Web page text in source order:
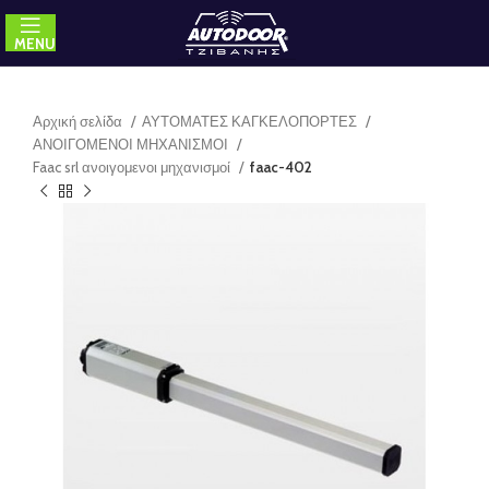
MENU
Αρχική σελίδα
ΑΥΤΟΜΑΤΕΣ ΚΑΓΚΕΛΟΠΟΡΤΕΣ
ΑΝΟΙΓΟΜΕΝΟΙ ΜΗΧΑΝΙΣΜΟΙ
Faac srl ανοιγομενοι μηχανισμοί
faac-402